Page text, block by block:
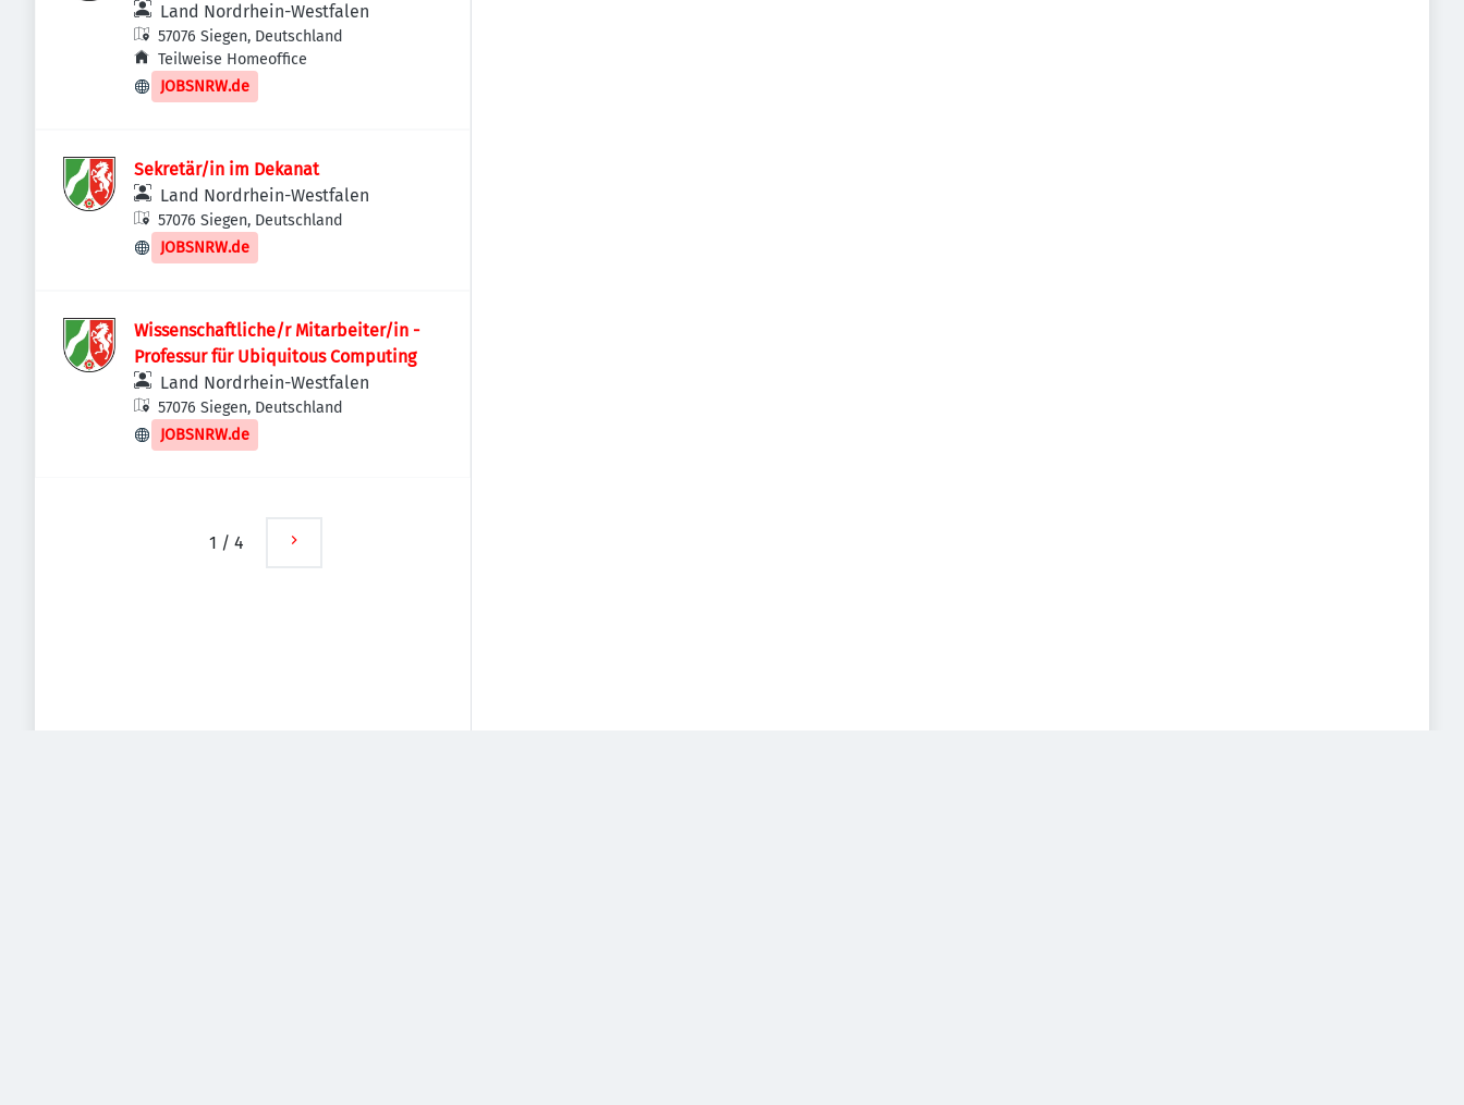
Land Nordrhein-Westfalen
57076 Siegen, Deutschland
Teilweise Homeoffice
JOBSNRW.de
Sekretär/in im Dekanat
Land Nordrhein-Westfalen
57076 Siegen, Deutschland
JOBSNRW.de
Wissenschaftliche/r Mitarbeiter/in -
Professur für Ubiquitous Computing
Land Nordrhein-Westfalen
57076 Siegen, Deutschland
JOBSNRW.de
1 / 4